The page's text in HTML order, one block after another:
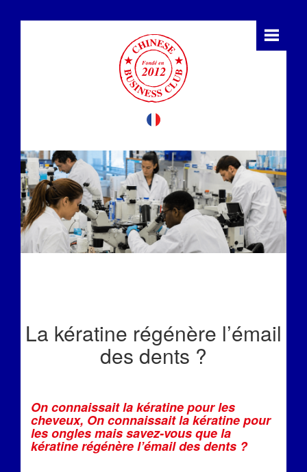
La kératine régénère l’émail
des dents ?
On connaissait la kératine pour les
cheveux, On connaissait la kératine pour
les ongles mais savez-vous que la
kératine régénère l’émail des dents ?